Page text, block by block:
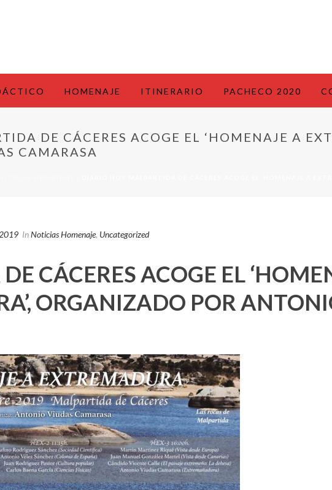
HOMENAJE ITINERARIO PACHECO 2020
DE CÁCERES ACOGE EL ‘HOMENAJE A
CAMARASA
InNoticias Homenaje, Uncategorized
CÁCERES ACOGE EL
ORGANIZADO POR